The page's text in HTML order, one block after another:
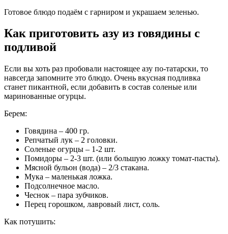
Готовое блюдо подаём с гарниром и украшаем зеленью.
Как приготовить азу из говядины с
подливой
Если вы хоть раз пробовали настоящее азу по-татарски, то
навсегда запомните это блюдо. Очень вкусная подливка
станет пикантной, если добавить в состав соленые или
маринованные огурцы.
Берем:
Говядина – 400 гр.
Репчатый лук – 2 головки.
Соленые огурцы – 1-2 шт.
Помидоры – 2-3 шт. (или большую ложку томат-пасты).
Мясной бульон (вода) – 2/3 стакана.
Мука – маленькая ложка.
Подсолнечное масло.
Чеснок – пара зубчиков.
Перец горошком, лавровый лист, соль.
Как потушить: